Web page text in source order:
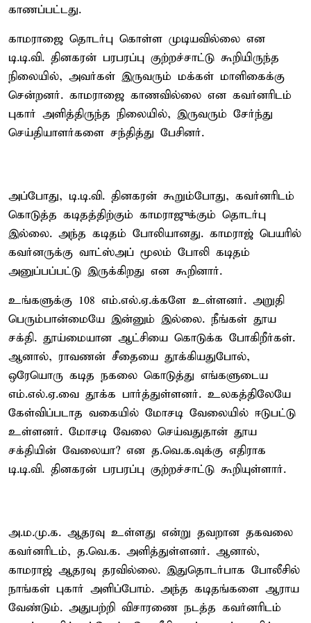
காணப்பட்டது.
காமராஜை தொடர்பு கொள்ள முடியவில்லை என
டி.டி.வி. தினகரன் பரபரப்பு குற்றச்சாட்டு கூறியிருந்த
நிலையில், அவர்கள் இருவரும் மக்கள் மாளிகைக்கு
சென்றனர். காமராஜை காணவில்லை என கவர்னரிடம்
புகார் அளித்திருந்த நிலையில், இருவரும் சேர்ந்து
செய்தியாளர்களை சந்தித்து பேசினர்.
அப்போது, டி.டி.வி. தினகரன் கூறும்போது, கவர்னரிடம்
கொடுத்த கடிதத்திற்கும் காமராஜுக்கும் தொடர்பு
இல்லை. அந்த கடிதம் போலியானது. காமராஜ் பெயரில்
கவர்னருக்கு வாட்ஸ்அப் மூலம் போலி கடிதம்
அனுப்பப்பட்டு இருக்கிறது என கூறினார்.
உங்களுக்கு 108 எம்.எல்.ஏ.க்களே உள்ளனர். அறுதி
பெரும்பான்மையே இன்னும் இல்லை. நீங்கள் தூய
சக்தி. தூய்மையான ஆட்சியை கொடுக்க போகிறீர்கள்.
ஆனால், ராவணன் சீதையை தூக்கியதுபோல்,
ஒரேயொரு கடித நகலை கொடுத்து எங்களுடைய
எம்.எல்.ஏ.வை தூக்க பார்த்துள்ளனர். உலகத்திலேயே
கேள்விப்படாத வகையில் மோசடி வேலையில் ஈடுபட்டு
உள்ளனர். மோசடி வேலை செய்வதுதான் தூய
சக்தியின் வேலையா? என த.வெ.க.வுக்கு எதிராக
டி.டி.வி. தினகரன் பரபரப்பு குற்றச்சாட்டு கூறியுள்ளார்.
அ.ம.மு.க. ஆதரவு உள்ளது என்று தவறான தகவலை
கவர்னரிடம், த.வெ.க. அளித்துள்ளனர். ஆனால்,
காமராஜ் ஆதரவு தரவில்லை. இதுதொடர்பாக போலீசில்
நாங்கள் புகார் அளிப்போம். அந்த கடிதங்களை ஆராய
வேண்டும். அதுபற்றி விசாரணை நடத்த கவர்னரிடம்